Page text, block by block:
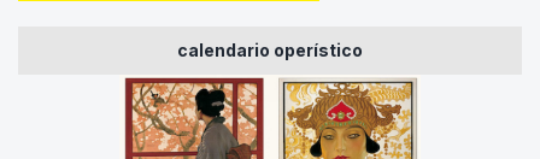
calendario operístico